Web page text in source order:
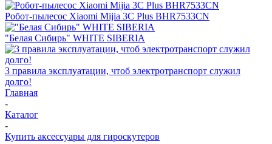
Робот-пылесос Xiaomi Mijia 3C Plus BHR7533CN
"Белая Сибирь" WHITE SIBERIA
3 правила эксплуатации, чтоб электротранспорт служил
долго!
Главная
-
Каталог
-
Купить аксессуары для гироскутеров